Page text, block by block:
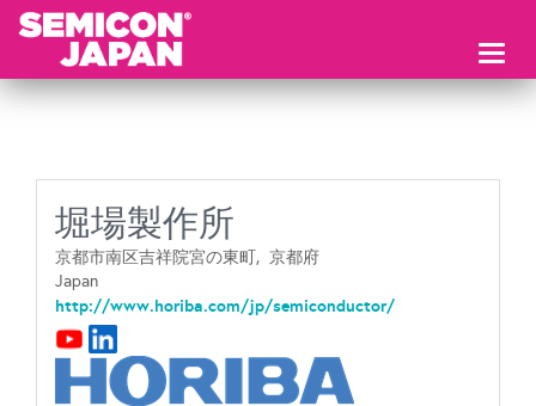
堀場製作所
京都市南区吉祥院宮の東町, 京都府
Japan
http://www.horiba.com/jp/semiconductor/